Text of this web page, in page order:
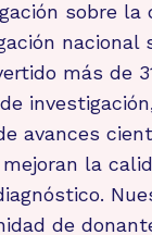
sobre la
nacional
más de
avances
la
de